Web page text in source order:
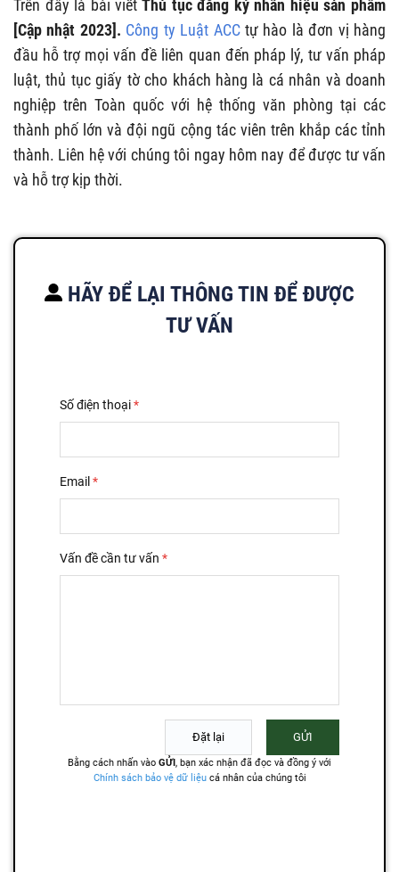
Trên đây là bài viết Thủ tục đăng ký nhãn hiệu sản phẩm
[Cập nhật 2023]. Công ty Luật ACCtự hào là đơn vị hàng
đầu hỗ trợ mọi vấn đề liên quan đến pháp lý, tư vấn pháp
luật, thủ tục giấy tờ cho khách hàng là cá nhân và doanh
nghiệp trên Toàn quốc với hệ thống văn phòng tại các
thành phố lớn và đội ngũ cộng tác viên trên khắp các tỉnh
thành. Liên hệ với chúng tôi ngay hôm nay để được tư vấn
và hỗ trợ kịp thời.
HÃY ĐỂ LẠI THÔNG TIN ĐỂ ĐƯỢC
TƯ VẤN